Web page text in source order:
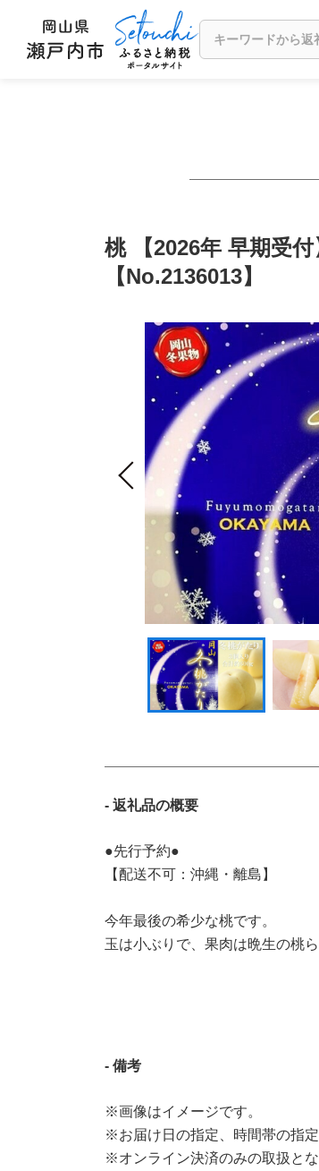
桃 【2026年 早期受
【No.2136013】
- 返礼品の概要
●先行予約●
【配送不可：沖縄・離島】
今年最後の希少な桃です。
玉は小ぶりで、果肉は晩生の桃
- 備考
※画像はイメージです。
※お届け日の指定、時間帯の指
※オンライン決済のみの取扱とな